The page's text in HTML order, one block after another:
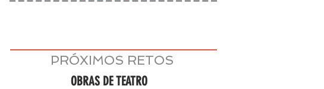
PRÓXIMOS RETOS
OBRAS DE TEATRO